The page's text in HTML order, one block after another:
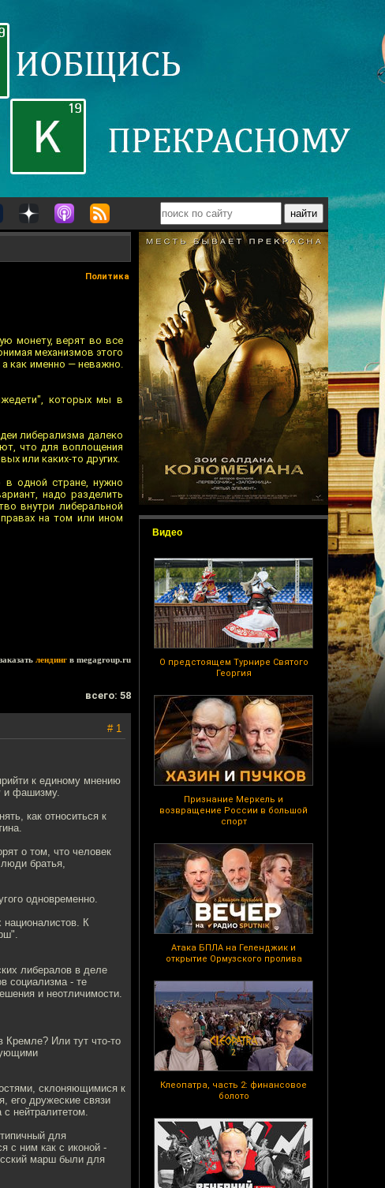
Видео
О предстоящем Турнире Святого
Георгия
Признание Меркель и
возвращение России в большой
спорт
Атака БПЛА на Геленджик и
открытие Ормузского пролива
Клеопатра, часть 2: финансовое
болото
Политика
монету, верят во все
механизмов этого
как именно — неважно.
которых мы в
либерализма далеко
что для воплощения
или каких-то других.
в одной стране, нужно
надо разделить
внутри либеральной
на том или ином
заказать лендинг в megagroup.ru
всего: 58
# 1
к единому мнению
и фашизму.
как относиться к
о том, что человек
братья,
одновременно.
К
либералов в деле
социализма - те
и неотличимости.
Кремле? Или тут что-то
склоняющимися к
его дружеские связи
нейтралитетом.
для
с ним как с иконой -
марш были для